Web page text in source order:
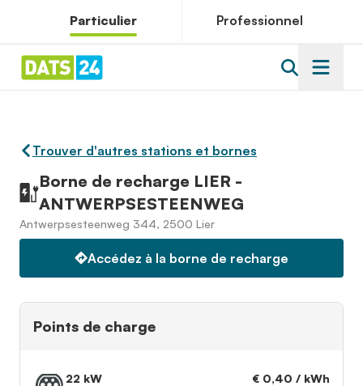
Particulier Professionnel
Trouver d'autres stations et bornes
Borne de recharge LIER -
ANTWERPSESTEENWEG
Antwerpsesteenweg 344, 2500 Lier
Accédez à la borne de recharge
Points de charge
22 kW
€ 0,40 / kWh